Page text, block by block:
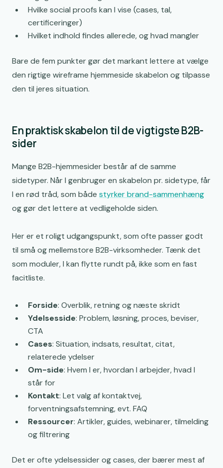
Hvilke social proofs kan I vise (cases, tal,
certificeringer)
Hvilket indhold findes allerede, og hvad mangler
Bare de fem punkter gør det markant lettere at vælge
den rigtige wireframe hjemmeside skabelon og tilpasse
den til jeres situation.
En praktisk skabelon til de vigtigste B2B-
sider
Mange B2B-hjemmesider består af de samme
sidetyper. Når I genbruger en skabelon pr. sidetype, får
I en rød tråd, som både styrker brand-sammenhæng
og gør det lettere at vedligeholde siden.
Her er et roligt udgangspunkt, som ofte passer godt
til små og mellemstore B2B-virksomheder. Tænk det
som moduler, I kan flytte rundt på, ikke som en fast
facitliste.
Forside: Overblik, retning og næste skridt
Ydelsesside: Problem, løsning, proces, beviser,
CTA
Cases: Situation, indsats, resultat, citat,
relaterede ydelser
Om-side: Hvem I er, hvordan I arbejder, hvad I
står for
Kontakt: Let valg af kontaktvej,
forventningsafstemning, evt. FAQ
Ressourcer: Artikler, guides, webinarer, tilmelding
og filtrering
Det er ofte ydelsessider og cases, der bærer mest af